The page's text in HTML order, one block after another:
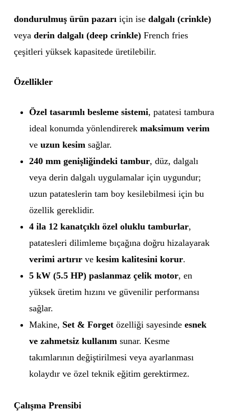
dondurulmuş ürün pazarıiçin ise dalgalı (crinkle)
veya derin dalgalı (deep crinkle)French fries
çeşitleri yüksek kapasitede üretilebilir.
Özellikler
Özel tasarımlı besleme sistemi, patatesi tambura
ideal konumda yönlendirerek maksimum verim
ve uzun kesimsağlar.
240 mm genişliğindeki tambur, düz, dalgalı
veya derin dalgalı uygulamalar için uygundur;
uzun patateslerin tam boy kesilebilmesi için bu
özellik gereklidir.
4 ila 12 kanatçıklı özel oluklu tamburlar,
patatesleri dilimleme bıçağına doğru hizalayarak
verimi artırırve kesim kalitesini korur.
5 kW (5.5 HP) paslanmaz çelik motor, en
yüksek üretim hızını ve güvenilir performansı
sağlar.
Makine, Set & Forgetözelliği sayesinde esnek
ve zahmetsiz kullanımsunar. Kesme
takımlarının değiştirilmesi veya ayarlanması
kolaydır ve özel teknik eğitim gerektirmez.
Çalışma Prensibi